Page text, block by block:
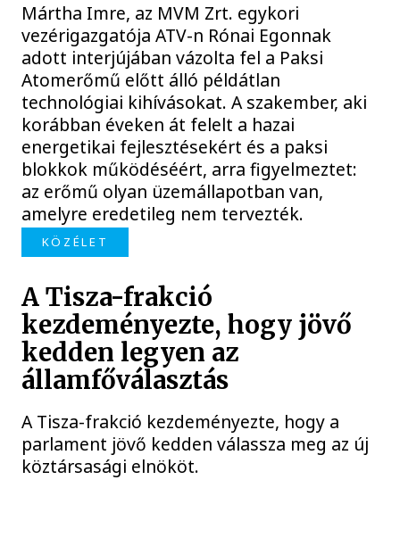
Mártha Imre, az MVM Zrt. egykori
vezérigazgatója ATV-n Rónai Egonnak
adott interjújában vázolta fel a Paksi
Atomerőmű előtt álló példátlan
technológiai kihívásokat. A szakember, aki
korábban éveken át felelt a hazai
energetikai fejlesztésekért és a paksi
blokkok működéséért, arra figyelmeztet:
az erőmű olyan üzemállapotban van,
amelyre eredetileg nem tervezték.
KÖZÉLET
A Tisza-frakció
kezdeményezte, hogy jövő
kedden legyen az
államfőválasztás
A Tisza-frakció kezdeményezte, hogy a
parlament jövő kedden válassza meg az új
köztársasági elnököt.